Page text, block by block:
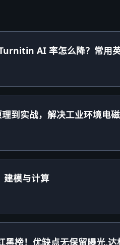
AI 率怎么降？常用
到实战，解决工业环境电
建模与计算
榜！优缺点无保留曝光,